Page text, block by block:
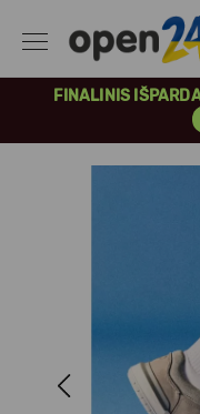
FINALINIS
Previous